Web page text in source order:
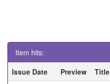
Item hits:
Issue Date
Preview Title